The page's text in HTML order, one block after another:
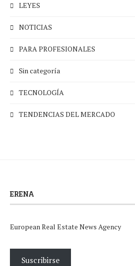
LEYES
NOTICIAS
PARA PROFESIONALES
Sin categoría
TECNOLOGÍA
TENDENCIAS DEL MERCADO
ERENA
European Real Estate News Agency
Suscribirse